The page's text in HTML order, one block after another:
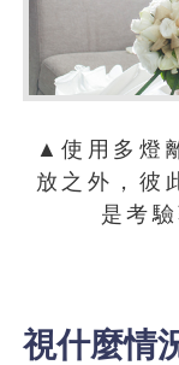
▲使用多燈
放之外，彼
是考
視什麼情